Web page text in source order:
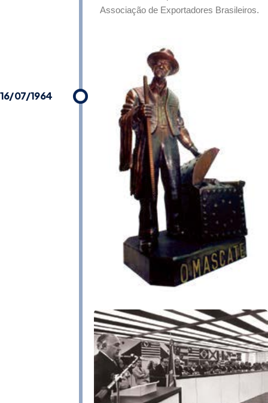
Associação de Exportadores Brasileiros.
16/07/1964